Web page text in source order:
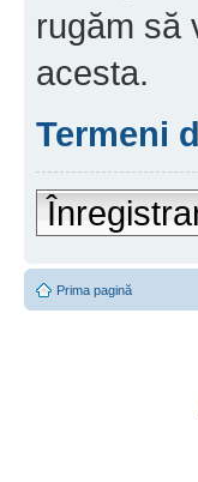
rugăm să
acesta.
Termeni
Prima pagină